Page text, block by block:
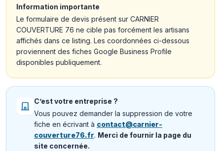
Information importante
Le formulaire de devis présent sur CARNIER
COUVERTURE 76 ne cible pas forcément les artisans
affichés dans ce listing. Les coordonnées ci-dessous
proviennent des fiches Google Business Profile
disponibles publiquement.
C’est votre entreprise ?
Vous pouvez demander la suppression de votre
fiche en écrivant à contact@carnier-
couverture76.fr. Merci de fournir la page du
site concernée.